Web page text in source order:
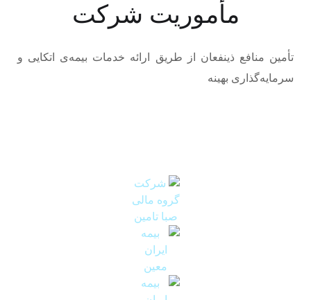
مأموریت شرکت
تأمین منافع ذینفعان از طریق ارائه خدمات بیمه‌ی اتکایی و
سرمایه‌گذاری بهینه